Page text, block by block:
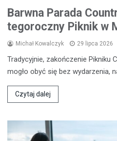
Barwna Parada
tegoroczny Piknik w
Michał Kowalczyk 29 lipca 2026
Tradycyjnie, zakończenie Pikniku
mogło obyć się bez wydarzenia,
Czytaj dalej